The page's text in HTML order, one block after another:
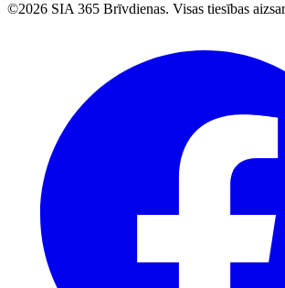
©2026 SIA 365 Brīvdienas. Visas tiesības